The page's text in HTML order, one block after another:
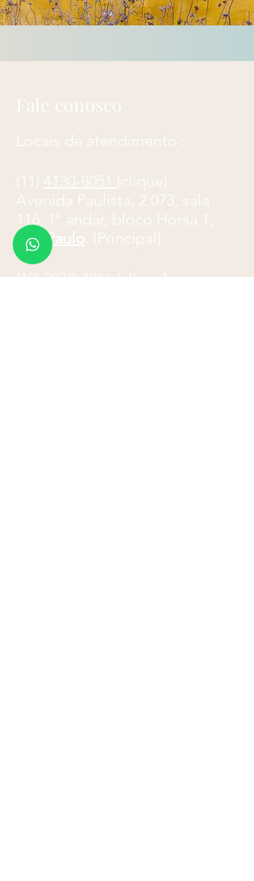
Fale conosco
Locais de atendimento :
(11) 4130-8051 (clique)
​Avenida Paulista, 2.073, sala
116, 1º andar, bloco Horsa 1,
São Paulo. (Principal).
(12) 3878-4266 (clique)